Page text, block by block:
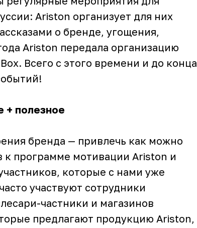
Ariston организует для них
о бренде, угощения,
Ariston передала организацию
Всего с этого времени и до конца
+ полезное
бренда — привлечь как можно
программе мотивации Ariston и
которые с нами уже
участвуют сотрудники
частники и магазинов
предлагают продукцию Ariston,